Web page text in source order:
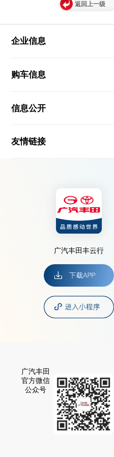
返回上一级
企业信息
购车信息
信息公开
友情链接
广汽丰田丰云行
广汽丰田
官方微信
公众号